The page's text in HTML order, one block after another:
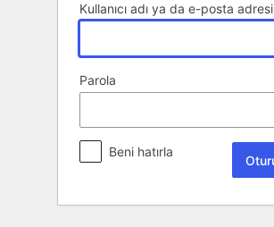
Kullanıcı adı ya da e-posta adresi
Parola
Beni hatırla